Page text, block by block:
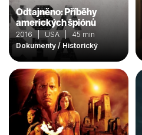
Odtajněno: Příběhy
amerických špiónů
2016 | USA | 45 min
Dokumenty / Historický